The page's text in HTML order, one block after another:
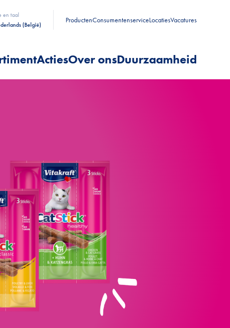
en taal
(België)
ProductenConsumentenserviceLocatiesVacatures
ActiesOver onsDuurzaamheid